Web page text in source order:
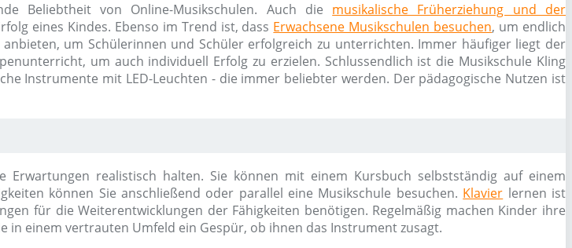
Beliebtheit von Online-Musikschulen. Auch die musikalische Früherziehung und der
eines Kindes. Ebenso im Trend ist, dass Erwachsene Musikschulen besuchen, um endlich
um Schülerinnen und Schüler erfolgreich zu unterrichten. Immer häufiger liegt der
um auch individuell Erfolg zu erzielen. Schlussendlich ist die Musikschule Kling
Instrumente mit LED-Leuchten - die immer beliebter werden. Der pädagogische Nutzen ist
Erwartungen realistisch halten. Sie können mit einem Kursbuch selbstständig auf einem
können Sie anschließend oder parallel eine Musikschule besuchen. Klavier lernen ist
für die Weiterentwicklungen der Fähigkeiten benötigen. Regelmäßig machen Kinder ihre
in einem vertrauten Umfeld ein Gespür, ob ihnen das Instrument zusagt.